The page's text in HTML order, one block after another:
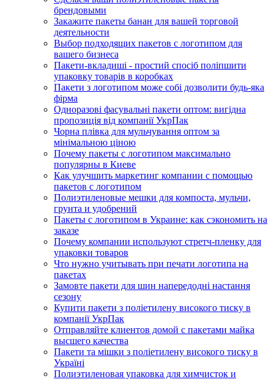
брендовыми
Закажите пакеты банан для вашей торговой
деятельности
Выбор подходящих пакетов с логотипом для
вашего бизнеса
Пакети-вкладиші - простий спосіб поліпшити
упаковку товарів в коробках
Пакети з логотипом може собі дозволити будь-яка
фірма
Одноразові фасувальні пакети оптом: вигідна
пропозиція від компанії УкрПак
Чорна плівка для мульчування оптом за
мінімальною ціною
Почему пакеты с логотипом максимально
популярны в Киеве
Как улучшить маркетинг компании с помощью
пакетов с логотипом
Полиэтиленовые мешки для компоста, мульчи,
грунта и удобрений
Пакеты с логотипом в Украине: как сэкономить на
заказе
Почему компании используют стретч-пленку для
упаковки товаров
Что нужно учитывать при печати логотипа на
пакетах
Замовте пакети для шин напередодні настання
сезону
Купити пакети з поліетилену високого тиску в
компанії УкрПак
Отправляйте клиентов домой с пакетами майка
высшего качества
Пакети та мішки з поліетилену високого тиску в
Україні
Полиэтиленовая упаковка для химчисток и